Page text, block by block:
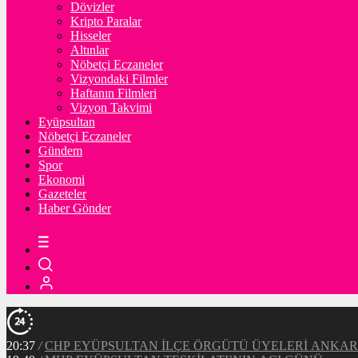
Dövizler
Kripto Paralar
Hisseler
Altınlar
Nöbetçi Eczaneler
Vizyondaki Filmler
Haftanın Filmleri
Vizyon Takvimi
Eyüpsultan
Nöbetçi Eczaneler
Gündem
Spor
Ekonomi
Gazeteler
Haber Gönder
20:37 / CHP EYÜPSULTAN İLÇE ÖRGÜTÜ ÜYELERİ